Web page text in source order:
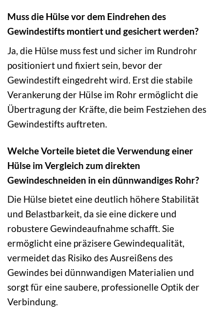
Muss die Hülse vor dem Eindrehen des
Gewindestifts montiert und gesichert werden?
Ja, die Hülse muss fest und sicher im Rundrohr
positioniert und fixiert sein, bevor der
Gewindestift eingedreht wird. Erst die stabile
Verankerung der Hülse im Rohr ermöglicht die
Übertragung der Kräfte, die beim Festziehen des
Gewindestifts auftreten.
Welche Vorteile bietet die Verwendung einer
Hülse im Vergleich zum direkten
Gewindeschneiden in ein dünnwandiges Rohr?
Die Hülse bietet eine deutlich höhere Stabilität
und Belastbarkeit, da sie eine dickere und
robustere Gewindeaufnahme schafft. Sie
ermöglicht eine präzisere Gewindequalität,
vermeidet das Risiko des Ausreißens des
Gewindes bei dünnwandigen Materialien und
sorgt für eine saubere, professionelle Optik der
Verbindung.